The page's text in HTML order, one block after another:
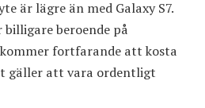
är lägre än med Galaxy S7.
beroende på
fortfarande att kosta
gäller att vara ordentligt